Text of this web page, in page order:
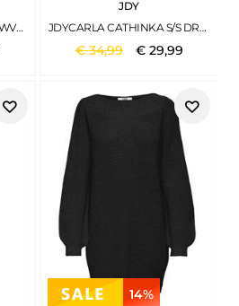
JDYTIGER LIFE L/S DRESS WVN PHANTOM
JDY
JDYCARLA CATHINKA S/S DRESS JRS NOOS BLACK
€34,99 € 29,99
14%